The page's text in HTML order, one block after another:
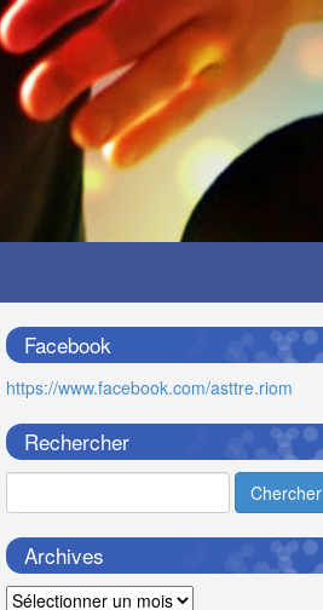
Facebook
https://www.facebook.com/asttre.riom
Rechercher
Chercher
Archives
Archives